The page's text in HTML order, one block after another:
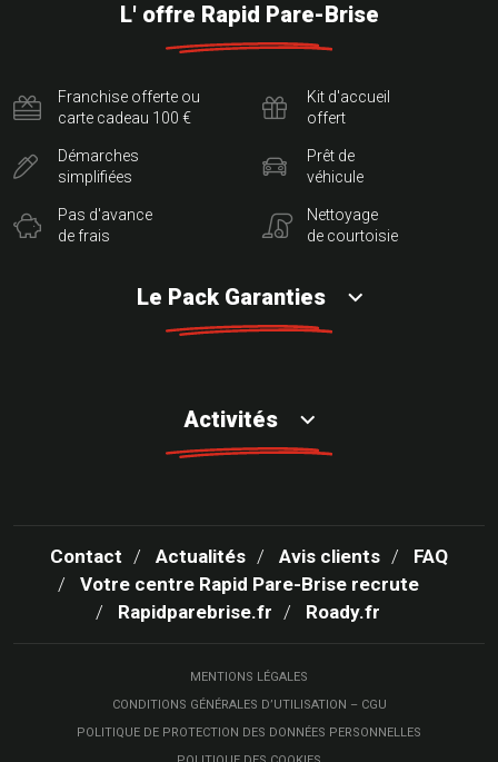
L' offre Rapid Pare-Brise
Franchise offerte ou
carte cadeau 100 €
Démarches
simplifiées
Pas d'avance
de frais
Kit d'accueil
offert
Prêt de
véhicule
Nettoyage
de courtoisie
Le Pack Garanties
Activités
Contact Actualités Avis clients
FAQ
Votre centre Rapid Pare-Brise recrute
Rapidparebrise.fr
Roady.fr
MENTIONS LÉGALES
CONDITIONS GÉNÉRALES D’UTILISATION – CGU
POLITIQUE DE PROTECTION DES DONNÉES PERSONNELLES